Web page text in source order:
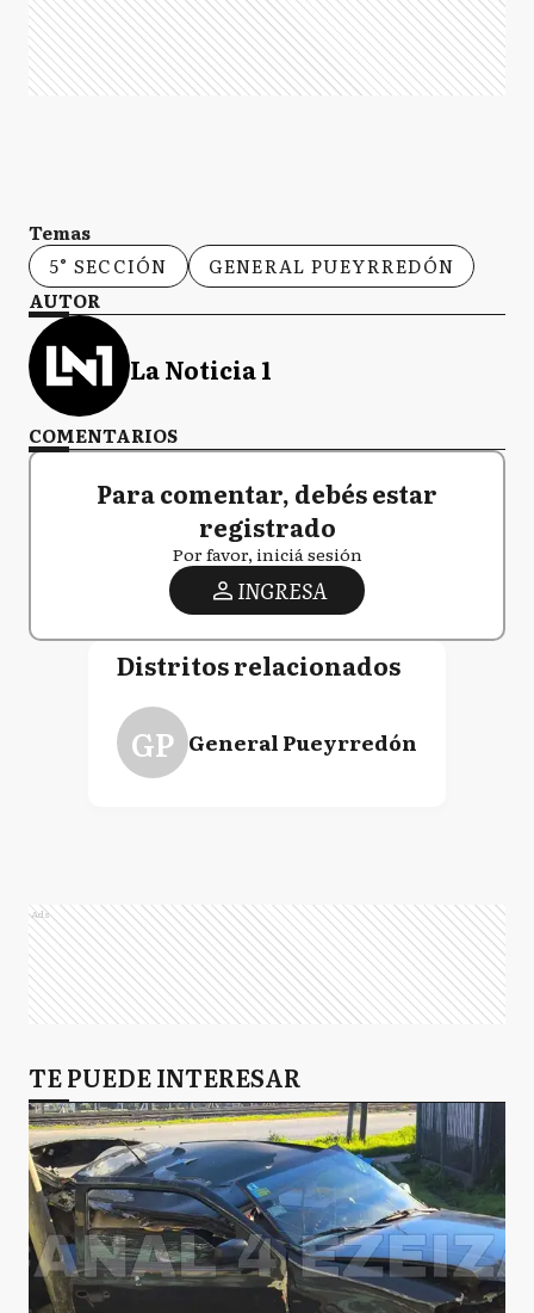
Temas
5° SECCIÓN
GENERAL PUEYRREDÓN
AUTOR
La Noticia 1
COMENTARIOS
Para comentar, debés estar
registrado
Por favor, iniciá sesión
INGRESA
Distritos relacionados
GP General Pueyrredón
Ads
TE PUEDE INTERESAR